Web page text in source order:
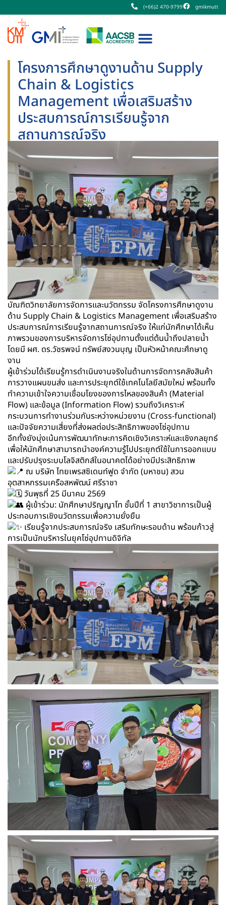
(+66)2 470-9799 gmikmutt
โครงการศึกษาดูงานด้าน Supply
Chain & Logistics
Management เพื่อเสริมสร้าง
ประสบการณ์การเรียนรู้จาก
สถานการณ์จริง
บัณฑิตวิทยาลัยการจัดการและนวัตกรรม จัดโครงการศึกษาดูงาน
ด้าน Supply Chain & Logistics Management เพื่อเสริมสร้าง
ประสบการณ์การเรียนรู้จากสถานการณ์จริง ให้แก่นักศึกษาได้เห็น
ภาพรวมของการบริหารจัดการโซ่อุปทานตั้งแต่ต้นน้ำถึงปลายน้ำ
โดยมี ผศ. ดร.วัชรพจน์ ทรัพย์สงวนบุญ เป็นหัวหน้าคณะศึกษาดู
งาน
ผู้เข้าร่วมได้เรียนรู้การดำเนินงานจริงในด้านการจัดการคลังสินค้า
การวางแผนขนส่ง และการประยุกต์ใช้เทคโนโลยีสมัยใหม่ พร้อมทั้ง
ทำความเข้าใจความเชื่อมโยงของการไหลของสินค้า (Material
Flow) และข้อมูล (Information Flow) รวมถึงวิเคราะห์
กระบวนการทำงานร่วมกันระหว่างหน่วยงาน (Cross-functional)
และปัจจัยความเสี่ยงที่ส่งผลต่อประสิทธิภาพของโซ่อุปทาน
อีกทั้งยังมุ่งเน้นการพัฒนาทักษะการคิดเชิงวิเคราะห์และเชิงกลยุทธ์
เพื่อให้นักศึกษาสามารถนำองค์ความรู้ไปประยุกต์ใช้ในการออกแบบ
และปรับปรุงระบบโลจิสติกส์ในอนาคตได้อย่างมีประสิทธิภาพ
ณ บริษัท ไทยเพรสซิเดนท์ฟูด จำกัด (มหาชน) สวน
อุตสาหกรรมเครือสหพัฒน์ ศรีราชา
วันพุธที่ 25 มีนาคม 2569
ผู้เข้าร่วม: นักศึกษาปริญญาโท ชั้นปีที่ 1 สาขาวิชาการเป็นผู้
ประกอบการเชิงนวัตกรรมเพื่อความยั่งยืน
เรียนรู้จากประสบการณ์จริง เสริมทักษะรอบด้าน พร้อมก้าวสู่
การเป็นนักบริหารในยุคโซ่อุปทานดิจิทัล